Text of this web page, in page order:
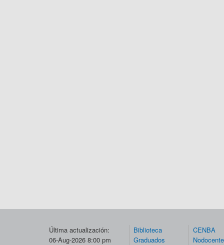
Última actualización:
06-Aug-2026 8:00 pm
Biblioteca
Graduados
CENBA